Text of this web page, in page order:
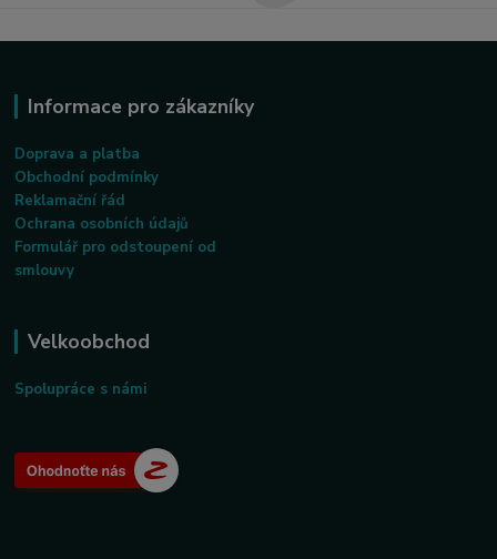
Informace pro zákazníky
Doprava a platba
Obchodní podmínky
Reklamační řád
Ochrana osobních údajů
Formulář pro odstoupení od
smlouvy
Velkoobchod
Spolupráce s námi